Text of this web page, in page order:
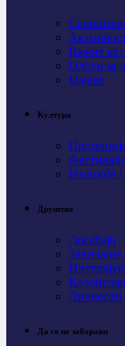
Важне
Одбор за
Најаве
Култура
Изложбе
Друштво
Догађаји
Интервјуи
Личности
Да се не заборави